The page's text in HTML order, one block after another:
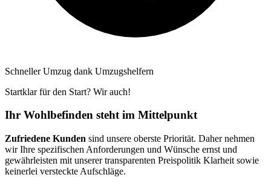
Schneller Umzug dank Umzugshelfern
Startklar für den Start? Wir auch!
Ihr Wohlbefinden steht im Mittelpunkt
Zufriedene Kunden sind unsere oberste Priorität. Daher nehmen
wir Ihre spezifischen Anforderungen und Wünsche ernst und
gewährleisten mit unserer transparenten Preispolitik Klarheit sowie
keinerlei versteckte Aufschläge.